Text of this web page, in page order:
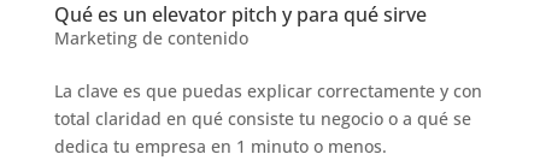
Qué es un elevator pitch y para qué sirve
Marketing de contenido
La clave es que puedas explicar correctamente y con
total claridad en qué consiste tu negocio o a qué se
dedica tu empresa en 1 minuto o menos.